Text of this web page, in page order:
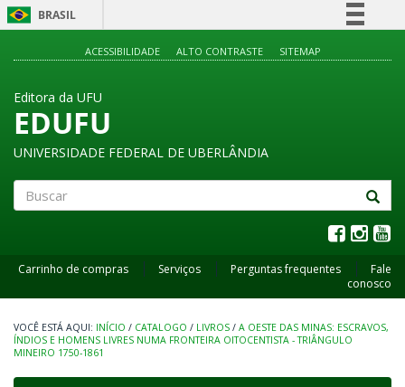
BRASIL
Legislação
Canais
ACESSIBILIDADE ALTO CONTRASTE SITEMAP
Editora da UFU
EDUFU
UNIVERSIDADE FEDERAL DE UBERLÂNDIA
Carrinho de compras Serviços Perguntas frequentes
Fale
conosco
INÍCIO / CATALOGO / LIVROS / A OESTE DAS MINAS: ESCRAVOS,
ÍNDIOS E HOMENS LIVRES NUMA FRONTEIRA OITOCENTISTA - TRIÂNGULO
MINEIRO 1750-1861